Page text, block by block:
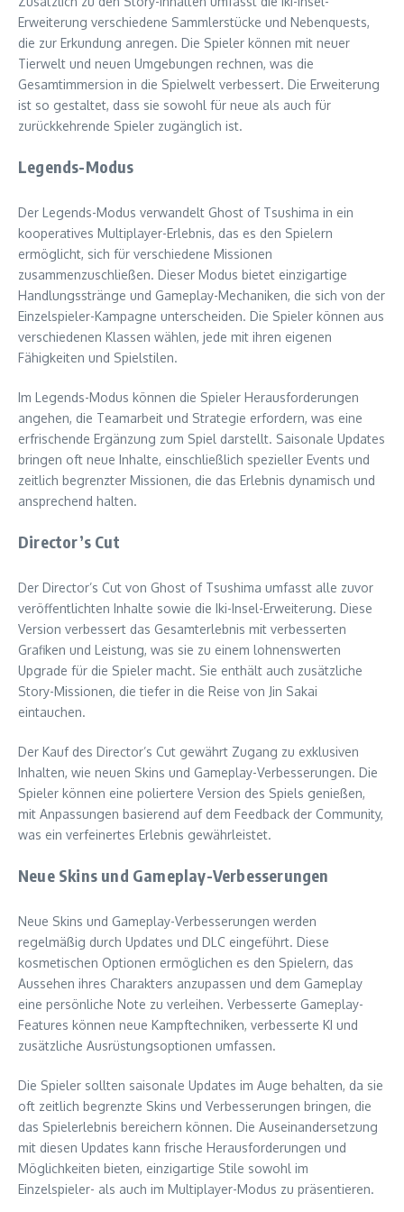
Erweiterung verschiedene Sammlerstücke und Nebenquests,
die zur Erkundung anregen. Die Spieler können mit neuer
Tierwelt und neuen Umgebungen rechnen, was die
Gesamtimmersion in die Spielwelt verbessert. Die Erweiterung
ist so gestaltet, dass sie sowohl für neue als auch für
zurückkehrende Spieler zugänglich ist.
Legends-Modus
Der Legends-Modus verwandelt Ghost of Tsushima in ein
kooperatives Multiplayer-Erlebnis, das es den Spielern
ermöglicht, sich für verschiedene Missionen
zusammenzuschließen. Dieser Modus bietet einzigartige
Handlungsstränge und Gameplay-Mechaniken, die sich von der
Einzelspieler-Kampagne unterscheiden. Die Spieler können aus
verschiedenen Klassen wählen, jede mit ihren eigenen
Fähigkeiten und Spielstilen.
Im Legends-Modus können die Spieler Herausforderungen
angehen, die Teamarbeit und Strategie erfordern, was eine
erfrischende Ergänzung zum Spiel darstellt. Saisonale Updates
bringen oft neue Inhalte, einschließlich spezieller Events und
zeitlich begrenzter Missionen, die das Erlebnis dynamisch und
ansprechend halten.
Director’s Cut
Der Director’s Cut von Ghost of Tsushima umfasst alle zuvor
veröffentlichten Inhalte sowie die Iki-Insel-Erweiterung. Diese
Version verbessert das Gesamterlebnis mit verbesserten
Grafiken und Leistung, was sie zu einem lohnenswerten
Upgrade für die Spieler macht. Sie enthält auch zusätzliche
Story-Missionen, die tiefer in die Reise von Jin Sakai
eintauchen.
Der Kauf des Director’s Cut gewährt Zugang zu exklusiven
Inhalten, wie neuen Skins und Gameplay-Verbesserungen. Die
Spieler können eine poliertere Version des Spiels genießen,
mit Anpassungen basierend auf dem Feedback der Community,
was ein verfeinertes Erlebnis gewährleistet.
Neue Skins und Gameplay-Verbesserungen
Neue Skins und Gameplay-Verbesserungen werden
regelmäßig durch Updates und DLC eingeführt. Diese
kosmetischen Optionen ermöglichen es den Spielern, das
Aussehen ihres Charakters anzupassen und dem Gameplay
eine persönliche Note zu verleihen. Verbesserte Gameplay-
Features können neue Kampftechniken, verbesserte KI und
zusätzliche Ausrüstungsoptionen umfassen.
Die Spieler sollten saisonale Updates im Auge behalten, da sie
oft zeitlich begrenzte Skins und Verbesserungen bringen, die
das Spielerlebnis bereichern können. Die Auseinandersetzung
mit diesen Updates kann frische Herausforderungen und
Möglichkeiten bieten, einzigartige Stile sowohl im
Einzelspieler- als auch im Multiplayer-Modus zu präsentieren.